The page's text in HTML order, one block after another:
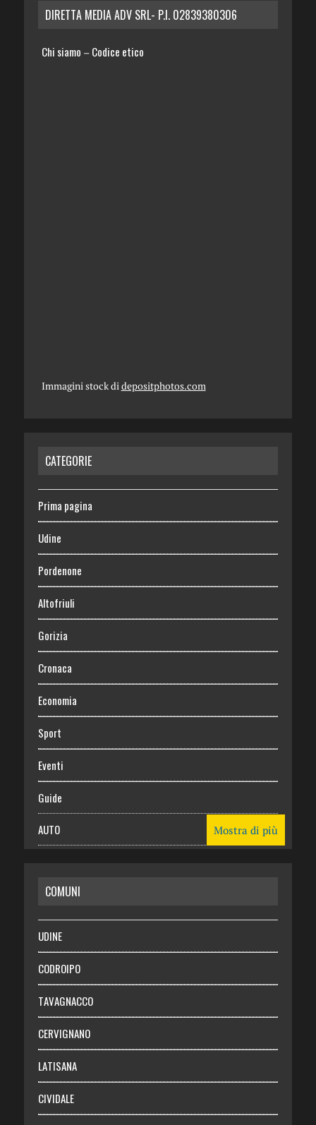
DIRETTA MEDIA ADV SRL- P.I. 02839380306
Chi siamo – Codice etico
Immagini stock didepositphotos.com
CATEGORIE
Prima pagina
Udine
Pordenone
Altofriuli
Gorizia
Cronaca
Economia
Sport
Eventi
Guide
AUTO
RISPARMIO
SALUTE
Necrologie
Chi siamo
Abbonati
Login
Mostra di più
COMUNI
UDINE
CODROIPO
TAVAGNACCO
CERVIGNANO
LATISANA
CIVIDALE